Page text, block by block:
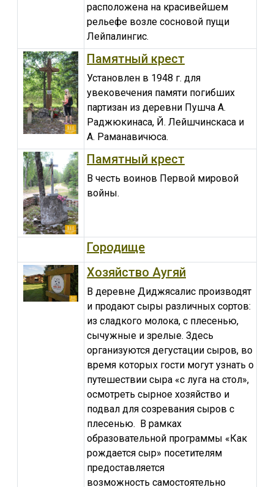
расположена на красивейшем
рельефе возле сосновой пущи
Лейпалингис.
Памятный крест
Установлен в 1948 г. для
увековечения памяти погибших
партизан из деревни Пушча А.
Раджюкинаса, Й. Лейшчинскаса и
А. Раманавичюса.
Памятный крест
В честь воинов Первой мировой
войны.
Городище
Хозяйство Аугяй
В деревне Диджясалис производят
и продают сыры различных сортов:
из сладкого молока, с плесенью,
сычужные и зрелые. Здесь
организуются дегустации сыров, во
время которых гости могут узнать о
путешествии сыра «с луга на стол»,
осмотреть сырное хозяйство и
подвал для созревания сыров с
плесенью. В рамках
образовательной программы «Как
рождается сыр» посетителям
предоставляется
возможность самостоятельно